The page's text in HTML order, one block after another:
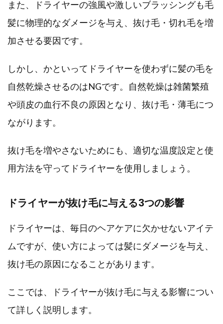
また、ドライヤーの強風や激しいブラッシングも毛
髪に物理的なダメージを与え、抜け毛・切れ毛を増
加させる要因です。
しかし、かといってドライヤーを使わずに髪の毛を
自然乾燥させるのはNGです。自然乾燥は雑菌繁殖
や頭皮の血行不良の原因となり、抜け毛・薄毛につ
ながります。
抜け毛を増やさないためにも、適切な温度設定と使
用方法を守ってドライヤーを使用しましょう。
ドライヤーが抜け毛に与える3つの影響
ドライヤーは、毎日のヘアケアに欠かせないアイテ
ムですが、使い方によっては髪にダメージを与え、
抜け毛の原因になることがあります。
ここでは、ドライヤーが抜け毛に与える影響につい
て詳しく説明します。